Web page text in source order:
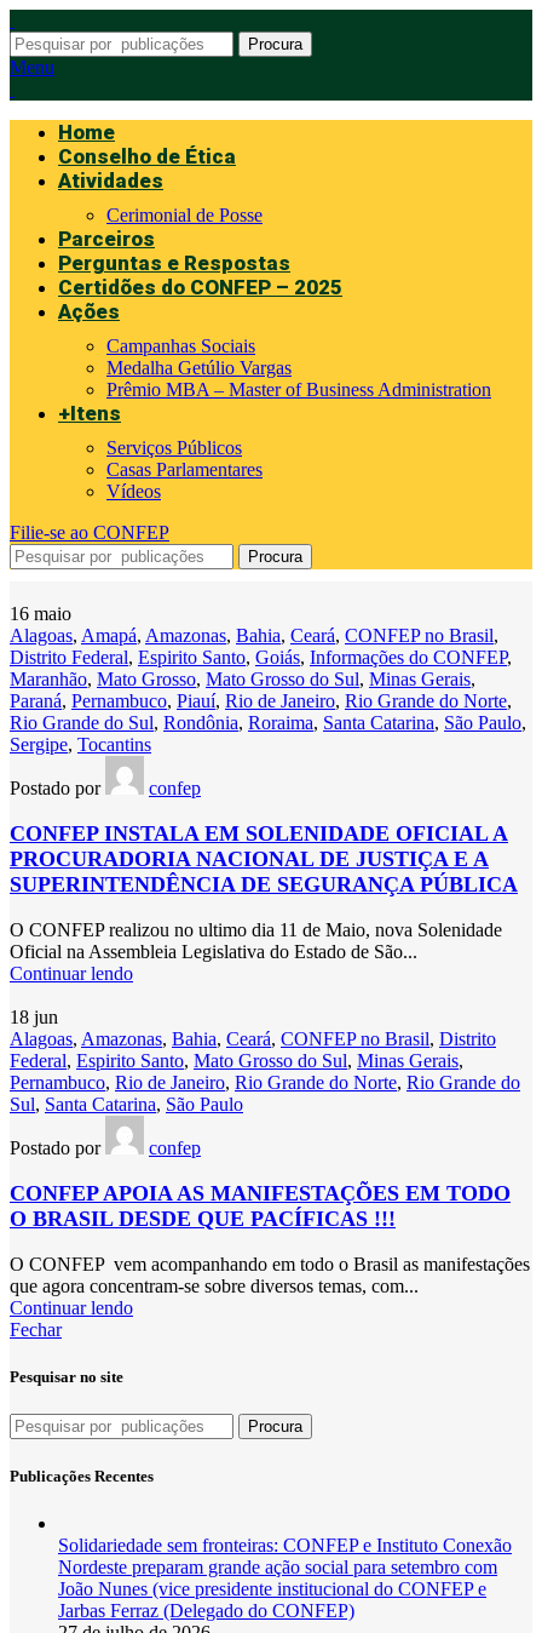
Procura
Menu
Home
Conselho de Ética
Atividades
Cerimonial de Posse
Parceiros
Perguntas e Respostas
Certidões do CONFEP – 2025
Ações
Campanhas Sociais
Medalha Getúlio Vargas
Prêmio MBA – Master of Business Administration
+Itens
Serviços Públicos
Casas Parlamentares
Vídeos
Filie-se ao CONFEP
Procura
16 maio
Alagoas, Amapá, Amazonas, Bahia, Ceará, CONFEP no Brasil,
Distrito Federal, Espirito Santo, Goiás, Informações do CONFEP,
Maranhão, Mato Grosso, Mato Grosso do Sul, Minas Gerais,
Paraná, Pernambuco, Piauí, Rio de Janeiro, Rio Grande do Norte,
Rio Grande do Sul, Rondônia, Roraima, Santa Catarina, São Paulo,
Sergipe, Tocantins
Postado por confep
CONFEP INSTALA EM SOLENIDADE OFICIAL A
PROCURADORIA NACIONAL DE JUSTIÇA E A
SUPERINTENDÊNCIA DE SEGURANÇA PÚBLICA
O CONFEP realizou no ultimo dia 11 de Maio, nova Solenidade
Oficial na Assembleia Legislativa do Estado de São...
Continuar lendo
18 jun
Alagoas, Amazonas, Bahia, Ceará, CONFEP no Brasil, Distrito
Federal, Espirito Santo, Mato Grosso do Sul, Minas Gerais,
Pernambuco, Rio de Janeiro, Rio Grande do Norte, Rio Grande do
Sul, Santa Catarina, São Paulo
Postado por confep
CONFEP APOIA AS MANIFESTAÇÕES EM TODO
O BRASIL DESDE QUE PACÍFICAS !!!
O CONFEP vem acompanhando em todo o Brasil as manifestações
que agora concentram-se sobre diversos temas, com...
Continuar lendo
Fechar
Pesquisar no site
Procura
Publicações Recentes
Solidariedade sem fronteiras: CONFEP e Instituto Conexão
Nordeste preparam grande ação social para setembro com
João Nunes (vice presidente institucional do CONFEP e
Jarbas Ferraz (Delegado do CONFEP)